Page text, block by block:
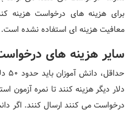
برای هزینه های درخواست هزینه
معافیت هزینه ای استفاده نشده است.
سایر هزینه های
دلار دیگر هزینه کنند تا نمره آزمون
درخواست می کنند ارسال کنند. اگر